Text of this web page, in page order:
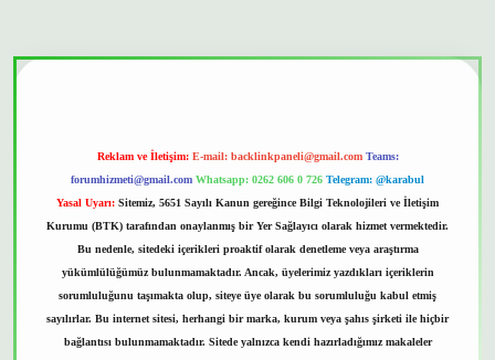
Reklam ve İletişim: E-mail: backlinkpaneli@gmail.com Teams:
forumhizmeti@gmail.com Whatsapp: 0262 606 0 726 Telegram: @karabul
Yasal Uyarı: Sitemiz, 5651 Sayılı Kanun gereğince Bilgi Teknolojileri ve İletişim
Kurumu (BTK) tarafından onaylanmış bir Yer Sağlayıcı olarak hizmet vermektedir.
Bu nedenle, sitedeki içerikleri proaktif olarak denetleme veya araştırma
yükümlülüğümüz bulunmamaktadır. Ancak, üyelerimiz yazdıkları içeriklerin
sorumluluğunu taşımakta olup, siteye üye olarak bu sorumluluğu kabul etmiş
sayılırlar. Bu internet sitesi, herhangi bir marka, kurum veya şahıs şirketi ile hiçbir
bağlantısı bulunmamaktadır. Sitede yalnızca kendi hazırladığımız makaleler